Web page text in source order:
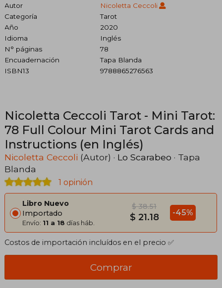
Autor
Nicoletta Ceccoli
Categoría
Tarot
Año
2020
Idioma
Inglés
N° páginas
78
Encuadernación
Tapa Blanda
ISBN13
9788865276563
Nicoletta Ceccoli Tarot - Mini Tarot:
78 Full Colour Mini Tarot Cards and
Instructions (en Inglés)
Nicoletta Ceccoli (Autor) · Lo Scarabeo · Tapa
Blanda
1 opinión
Libro Nuevo
Importado
Envío: 11 a 18 días háb.
$ 38.51
$ 21.18 -45%
Costos de importación incluídos en el precio ✅
Comprar